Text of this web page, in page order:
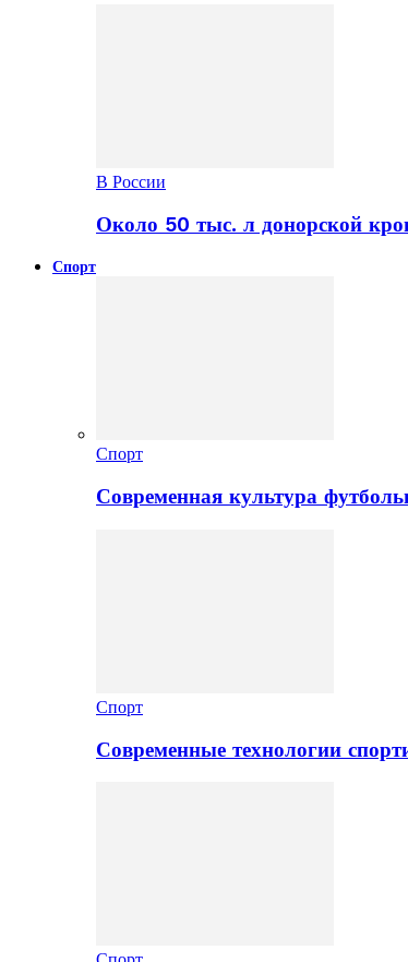
В России
Около 50 тыс. л донорской
Спорт
Спорт
Современная культура
Спорт
Современные технологии